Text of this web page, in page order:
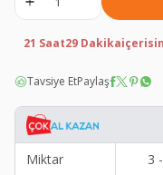
21 Saat29 Dakika
Tavsiye EtPaylaş
Miktar 3